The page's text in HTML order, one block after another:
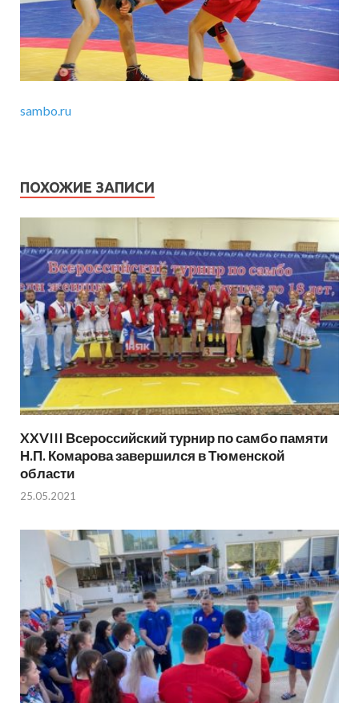
sambo.ru
ПОХОЖИЕ ЗАПИСИ
XXVIII Всероссийский турнир по самбо памяти
Н.П. Комарова завершился в Тюменской
области
25.05.2021